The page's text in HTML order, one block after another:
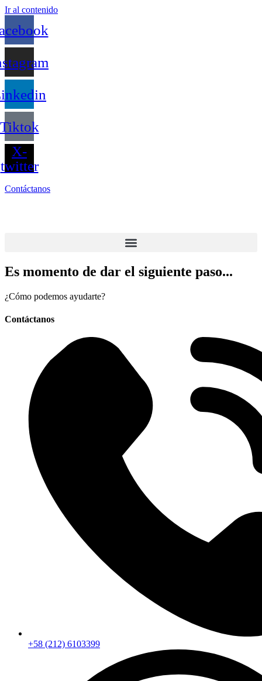
Ir al contenido
Tiktok
X-
twitter
Contáctanos
Es momento de dar el siguiente paso...
¿Cómo podemos ayudarte?
Contáctanos
+58 (212) 6103399